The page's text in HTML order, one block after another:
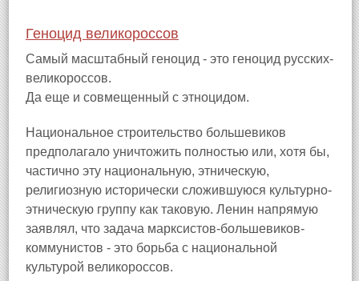
Геноцид великороссов
Самый масштабный геноцид - это геноцид русских-
великороссов.
Да еще и совмещенный с этноцидом.
Национальное строительство большевиков
предполагало уничтожить полностью или, хотя бы,
частично эту национальную, этническую,
религиозную исторически сложившуюся культурно-
этническую группу как таковую. Ленин напрямую
заявлял, что задача марксистов-большевиков-
коммунистов - это борьба с национальной
культурой великороссов.